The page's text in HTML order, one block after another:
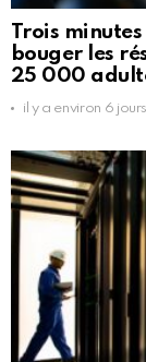
Trois
bouger les
25 000
il y a environ 6 jours